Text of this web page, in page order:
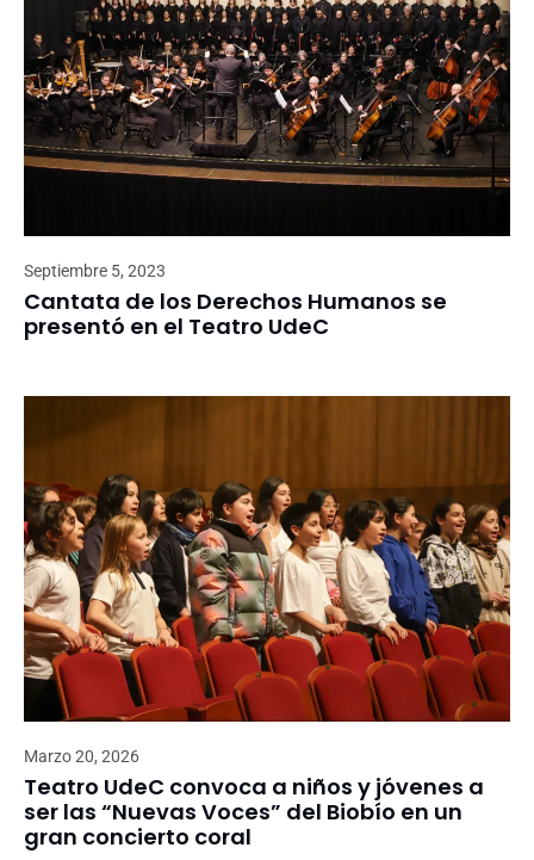
Septiembre 5, 2023
Cantata de los Derechos Humanos se
presentó en el Teatro UdeC
Marzo 20, 2026
Teatro UdeC convoca a niños y jóvenes a
ser las “Nuevas Voces” del Biobío en un
gran concierto coral